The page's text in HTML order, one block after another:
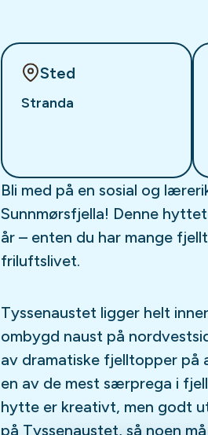
Sted
Stranda
Bli med på en sosial og
Sunnmørsfjella! Denne
år – enten du har mange
friluftslivet.
Tyssenaustet ligger helt
ombygd naust på
av dramatiske fjelltopper på
en av de mest særprega i
hytte er kreativt, men godt
på Tyssenaustet, så noen